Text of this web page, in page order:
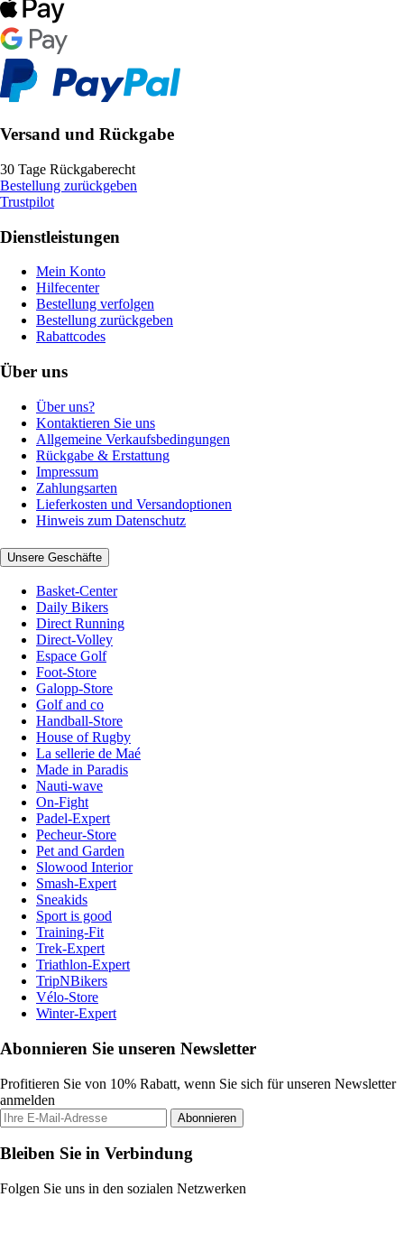
Versand und Rückgabe
30 Tage Rückgaberecht
Bestellung zurückgeben
Trustpilot
Dienstleistungen
Mein Konto
Hilfecenter
Bestellung verfolgen
Bestellung zurückgeben
Rabattcodes
Über uns
Über uns?
Kontaktieren Sie uns
Allgemeine Verkaufsbedingungen
Rückgabe & Erstattung
Impressum
Zahlungsarten
Lieferkosten und Versandoptionen
Hinweis zum Datenschutz
Unsere Geschäfte
Basket-Center
Daily Bikers
Direct Running
Direct-Volley
Espace Golf
Foot-Store
Galopp-Store
Golf and co
Handball-Store
House of Rugby
La sellerie de Maé
Made in Paradis
Nauti-wave
On-Fight
Padel-Expert
Pecheur-Store
Pet and Garden
Slowood Interior
Smash-Expert
Sneakids
Sport is good
Training-Fit
Trek-Expert
Triathlon-Expert
TripNBikers
Vélo-Store
Winter-Expert
Abonnieren Sie unseren Newsletter
Profitieren Sie von 10% Rabatt, wenn Sie sich für unseren Newsletter
anmelden
Abonnieren
Bleiben Sie in Verbindung
Folgen Sie uns in den sozialen Netzwerken